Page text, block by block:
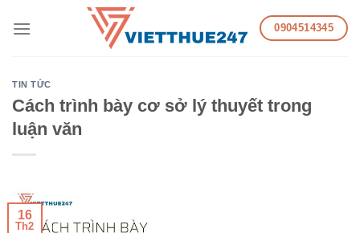
0904514345
TIN TỨC
Cách trình bày cơ sở lý thuyết trong
luận văn
16
Th2